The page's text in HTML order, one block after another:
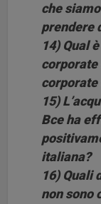
che
prendere
14) Qual
corporate
15)
Bce ha
italiana?
16) Quali
non sono